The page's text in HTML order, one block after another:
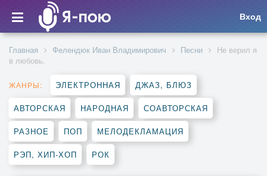
Вход
Главная Фелендюк Иван Владимирович Песни
Не верил я
в любовь.
ЖАНРЫ: ЭЛЕКТРОННАЯ ДЖАЗ, БЛЮЗ
АВТОРСКАЯ НАРОДНАЯ СОАВТОРСКАЯ
РАЗНОЕ ПОП МЕЛОДЕКЛАМАЦИЯ
РЭП, ХИП-ХОП РОК